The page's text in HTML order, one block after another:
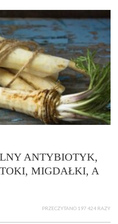
ANTYBIOTYK,
MIGDAŁKI, A
PRZECZYTANO 197 424 RAZY